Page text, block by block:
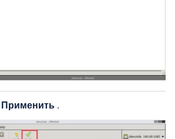
Применить .